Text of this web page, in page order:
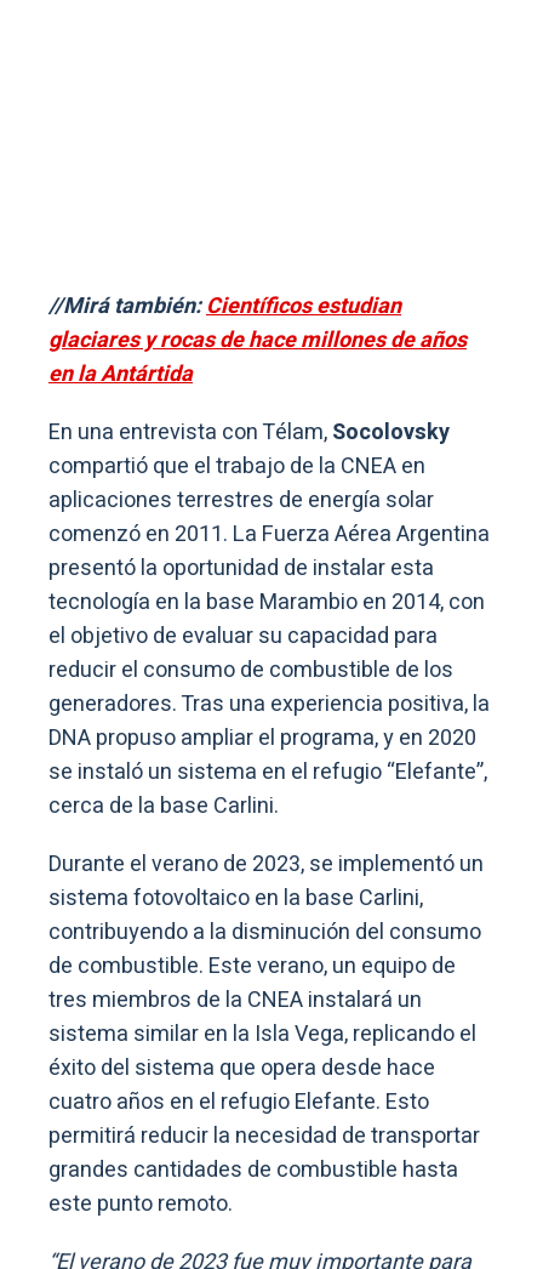
//Mirá también:Científicos estudian
glaciares y rocas de hace millones de años
en la Antártida
En una entrevista con Télam,Socolovsky
compartió que el trabajo de la CNEA en
aplicaciones terrestres de energía solar
comenzó en 2011. La Fuerza Aérea Argentina
presentó la oportunidad de instalar esta
tecnología en la base Marambio en 2014, con
el objetivo de evaluar su capacidad para
reducir el consumo de combustible de los
generadores. Tras una experiencia positiva, la
DNA propuso ampliar el programa, y en 2020
se instaló un sistema en el refugio “Elefante”,
cerca de la base Carlini.
Durante el verano de 2023, se implementó un
sistema fotovoltaico en la base Carlini,
contribuyendo a la disminución del consumo
de combustible. Este verano, un equipo de
tres miembros de la CNEA instalará un
sistema similar en la Isla Vega, replicando el
éxito del sistema que opera desde hace
cuatro años en el refugio Elefante. Esto
permitirá reducir la necesidad de transportar
grandes cantidades de combustible hasta
este punto remoto.